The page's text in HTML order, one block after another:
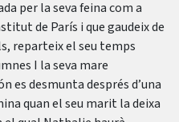
per la seva feina com a
de París i que gaudeix de
reparteix el seu temps
I la seva mare
es desmunta després d’una
quan el seu marit la deixa